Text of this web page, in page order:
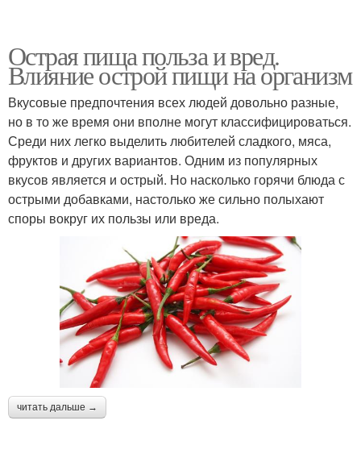
Острая пища польза и вред.
Влияние острой пищи на организм
Вкусовые предпочтения всех людей довольно разные,
но в то же время они вполне могут классифицироваться.
Среди них легко выделить любителей сладкого, мяса,
фруктов и других вариантов. Одним из популярных
вкусов является и острый. Но насколько горячи блюда с
острыми добавками, настолько же сильно полыхают
споры вокруг их пользы или вреда.
читать дальше →